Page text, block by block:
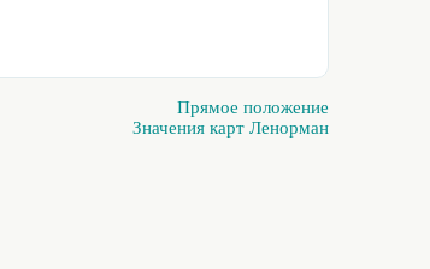
Прямое положение
Значения карт Ленорман